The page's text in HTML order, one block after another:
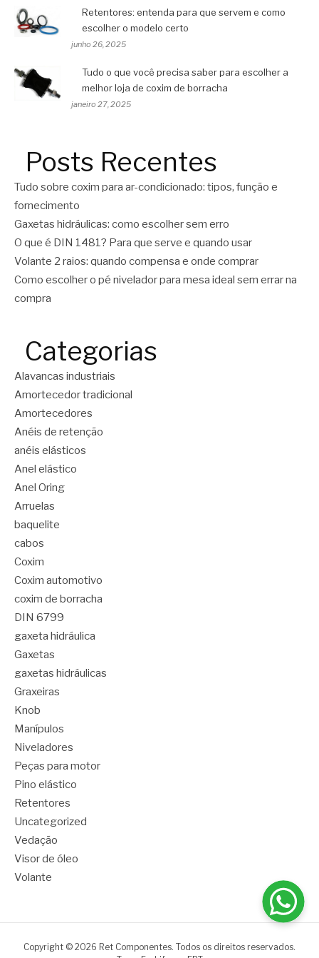
Retentores: entenda para que servem e como
escolher o modelo certo
junho 26, 2025
Tudo o que você precisa saber para escolher a
melhor loja de coxim de borracha
janeiro 27, 2025
Posts Recentes
Tudo sobre coxim para ar-condicionado: tipos, função e
fornecimento
Gaxetas hidráulicas: como escolher sem erro
O que é DIN 1481? Para que serve e quando usar
Volante 2 raios: quando compensa e onde comprar
Como escolher o pé nivelador para mesa ideal sem errar na
compra
Categorias
Alavancas industriais
Amortecedor tradicional
Amortecedores
Anéis de retenção
anéis elásticos
Anel elástico
Anel Oring
Arruelas
baquelite
cabos
Coxim
Coxim automotivo
coxim de borracha
DIN 6799
gaxeta hidráulica
Gaxetas
gaxetas hidráulicas
Graxeiras
Knob
Manípulos
Niveladores
Peças para motor
Pino elástico
Retentores
Uncategorized
Vedação
Visor de óleo
Volante
Copyright © 2026 Ret Componentes. Todos os direitos reservados.